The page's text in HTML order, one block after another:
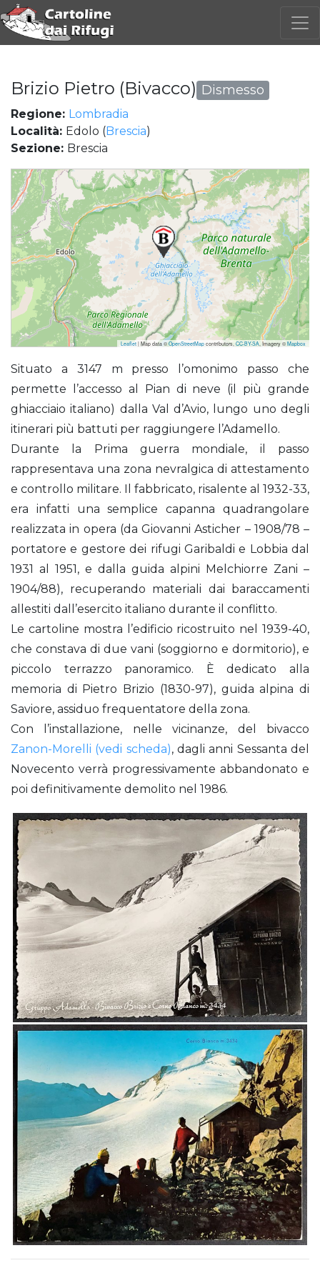
Brizio Pietro (Bivacco) Dismesso
Regione: Lombradia
Località: Edolo (Brescia)
Sezione: Brescia
Leaflet | Map data ©OpenStreetMap contributors, CC-BY-SA , Imagery © Mapbox
Situato a 3147 m presso l’omonimo passo che
permette l’accesso al Pian di neve (il più grande
ghiacciaio italiano) dalla Val d’Avio, lungo uno degli
itinerari più battuti per raggiungere l’Adamello.
Durante la Prima guerra mondiale, il passo
rappresentava una zona nevralgica di attestamento
e controllo militare. Il fabbricato, risalente al 1932-33,
era infatti una semplice capanna quadrangolare
realizzata in opera (da Giovanni Asticher – 1908/78 –
portatore e gestore dei rifugi Garibaldi e Lobbia dal
1931 al 1951, e dalla guida alpini Melchiorre Zani –
1904/88), recuperando materiali dai baraccamenti
allestiti dall’esercito italiano durante il conflitto.
Le cartoline mostra l’edificio ricostruito nel 1939-40,
che constava di due vani (soggiorno e dormitorio), e
piccolo terrazzo panoramico. È dedicato alla
memoria di Pietro Brizio (1830-97), guida alpina di
Saviore, assiduo frequentatore della zona.
Con l’installazione, nelle vicinanze, del bivacco
Zanon-Morelli (vedi scheda), dagli anni Sessanta del
Novecento verrà progressivamente abbandonato e
poi definitivamente demolito nel 1986.